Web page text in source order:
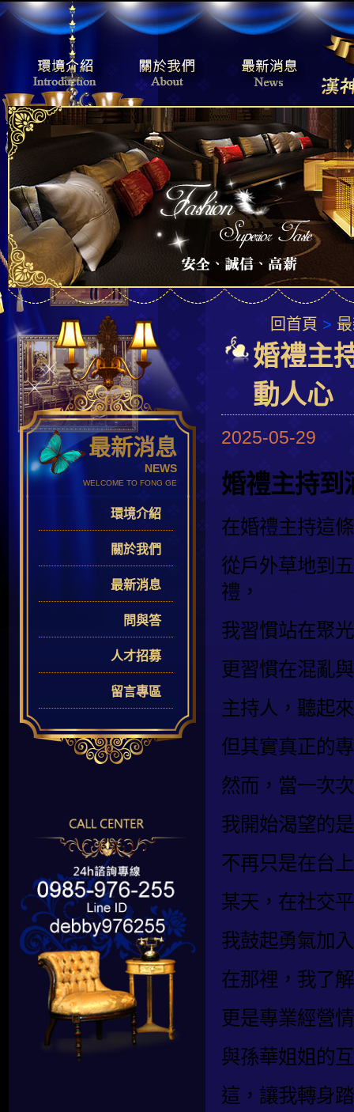
最新消息
NEWS
WELCOME TO FONG GE
環境介紹
關於我們
最新消息
問與答
人才招募
留言專區
回首頁 >
婚禮主
動人心
2025-05-29
婚禮主持到
在婚禮主持這
從戶外草地到
禮，
我習慣站在聚
更習慣在混亂
主持人，聽起
但其實真正的
然而，當一次
我開始渴望的
不再只是在台
某天，在社交
我鼓起勇氣加
在那裡，我了
更是專業經營
與孫華姐姐的
這，讓我轉身